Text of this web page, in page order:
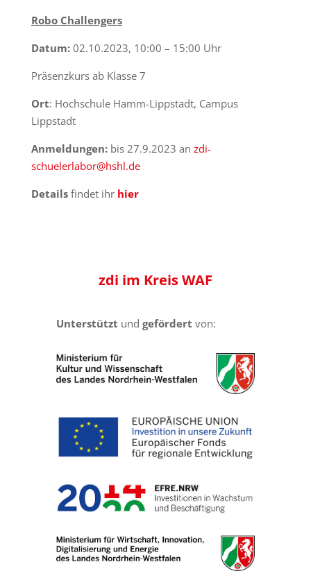
Robo Challengers
Datum:02.10.2023, 10:00 – 15:00 Uhr
Präsenzkurs ab Klasse 7
Ort: Hochschule Hamm-Lippstadt, Campus
Lippstadt
Anmeldungen:bis 27.9.2023 an zdi-
schuelerlabor@hshl.de
Detailsfindet ihr hier
zdi im KreisWAF
Unterstützt und gefördert von: